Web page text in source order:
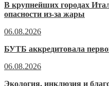
В крупнейших городах
опасности из-за жары
06.08.2026
БУТБ аккредитовала
06.08.2026
Экология, инклюзия и